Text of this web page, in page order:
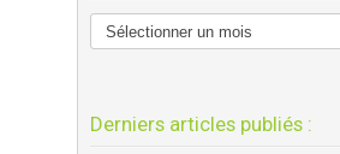
Derniers articles publiés :